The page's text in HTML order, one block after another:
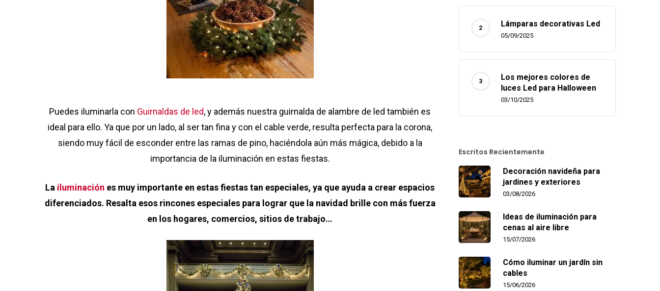
Puedes iluminarla con Guirnaldas de led, y además nuestra guirnalda de alambre de led también es
ideal para ello. Ya que por un lado, al ser tan fina y con el cable verde, resulta perfecta para la corona,
siendo muy fácil de esconder entre las ramas de pino, haciéndola aún más mágica, debido a la
importancia de la iluminación en estas fiestas.
La iluminación es muy importante en estas fiestas tan especiales, ya que ayuda a crear espacios
diferenciados. Resalta esos rincones especiales para lograr que la navidad brille con más fuerza
en los hogares, comercios, sitios de trabajo…
Lámparas decorativas Led
05/09/2025
Los mejores colores de
luces Led para Halloween
03/10/2025
Escritos Recientemente
Decoración navideña para
jardines y exteriores
03/08/2026
Ideas de iluminación para
cenas al aire libre
15/07/2026
Cómo iluminar un jardín sin
cables
15/06/2026